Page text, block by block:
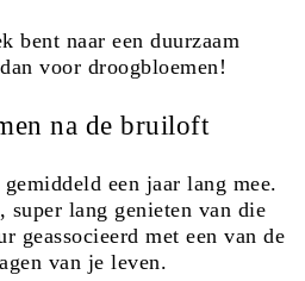
bent naar een duurzaam
voor droogbloemen!
na de bruiloft
een jaar lang mee.
super lang genieten van die
geassocieerd met een van de
van je leven.